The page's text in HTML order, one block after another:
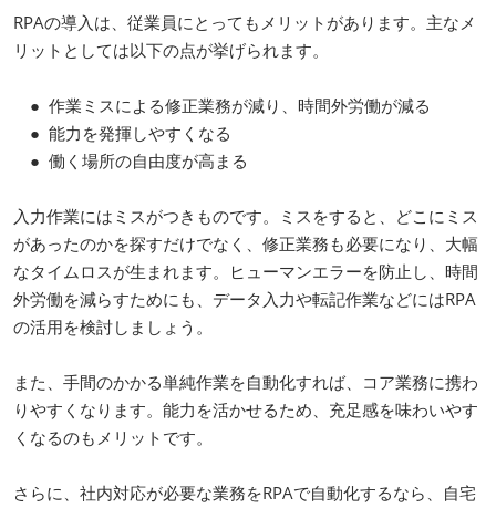
RPAの導入は、従業員にとってもメリットがあります。主なメ
リットとしては以下の点が挙げられます。
● 作業ミスによる修正業務が減り、時間外労働が減る
● 能力を発揮しやすくなる
● 働く場所の自由度が高まる
入力作業にはミスがつきものです。ミスをすると、どこにミス
があったのかを探すだけでなく、修正業務も必要になり、大幅
なタイムロスが生まれます。ヒューマンエラーを防止し、時間
外労働を減らすためにも、データ入力や転記作業などにはRPA
の活用を検討しましょう。
また、手間のかかる単純作業を自動化すれば、コア業務に携わ
りやすくなります。能力を活かせるため、充足感を味わいやす
くなるのもメリットです。
さらに、社内対応が必要な業務をRPAで自動化するなら、自宅